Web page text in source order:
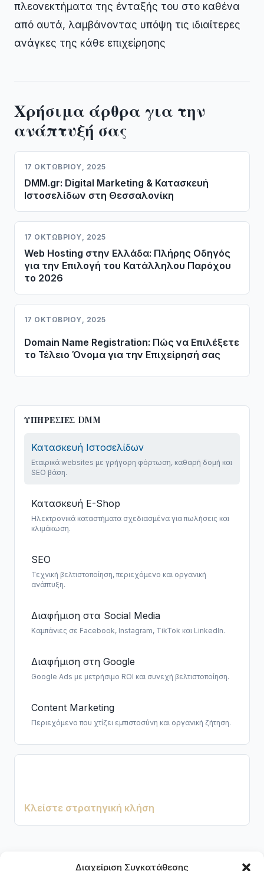
Διαχείριση Συγκατάθεσης
ΥΠΗΡΕΣΊΕΣ DMM
Κατασκευή Ιστοσελίδων
Εταιρικά websites με γρήγορη φόρτωση, καθαρή δομή και
SEO βάση.
Κατασκευή E-Shop
Ηλεκτρονικά καταστήματα σχεδιασμένα για πωλήσεις και
κλιμάκωση.
SEO
Τεχνική βελτιστοποίηση, περιεχόμενο και οργανική
ανάπτυξη.
Διαφήμιση στα Social Media
Καμπάνιες σε Facebook, Instagram, TikTok και LinkedIn.
Διαφήμιση στη Google
Google Ads με μετρήσιμο ROI και συνεχή βελτιστοποίηση.
Content Marketing
Περιεχόμενο που χτίζει εμπιστοσύνη και οργανική ζήτηση.
Κλείστε στρατηγική κλήση
πλεονεκτήματα της ένταξής του στο καθένα
από αυτά, λαμβάνοντας υπόψη τις ιδιαίτερες
ανάγκες της κάθε επιχείρησης
Χρήσιμα άρθρα για την
ανάπτυξή σας
17 ΟΚΤΩΒΡΊΟΥ, 2025
DMM.gr: Digital Marketing & Κατασκευή
Ιστοσελίδων στη Θεσσαλονίκη
17 ΟΚΤΩΒΡΊΟΥ, 2025
Web Hosting στην Ελλάδα: Πλήρης Οδηγός
για την Επιλογή του Κατάλληλου Παρόχου
το 2026
17 ΟΚΤΩΒΡΊΟΥ, 2025
Domain Name Registration: Πώς να Επιλέξετε
το Τέλειο Όνομα για την Επιχείρησή σας